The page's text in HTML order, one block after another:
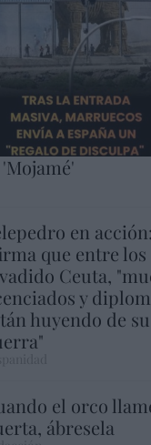
en
que entre los
Ceuta,
y
huyendo de
el orco
ábresela